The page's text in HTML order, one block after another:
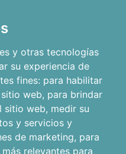
y otras tecnologías
su experiencia de
fines: para habilitar
web, para brindar
sitio web, medir su
y servicios y
de marketing, para
relevantes para